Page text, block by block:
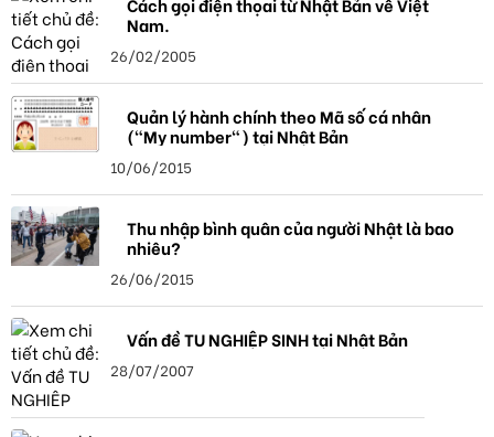
Cách gọi điện thọai từ Nhật Bản về Việt
Nam.
26/02/2005
Quản lý hành chính theo Mã số cá nhân
("My number") tại Nhật Bản
10/06/2015
Thu nhập bình quân của người Nhật là bao
nhiêu?
26/06/2015
Vấn đề TU NGHIỆP SINH tại Nhật Bản
28/07/2007